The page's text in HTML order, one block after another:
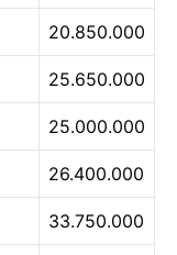
20.850.000
25.650.000
25.000.000
26.400.000
33.750.000